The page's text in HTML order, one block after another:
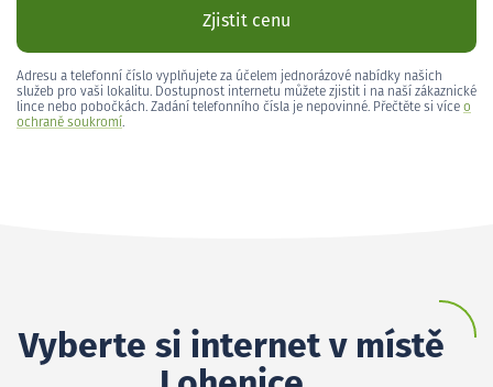
Zjistit cenu
Adresu a telefonní číslo vyplňujete za účelem jednorázové nabídky našich
služeb pro vaši lokalitu. Dostupnost internetu můžete zjistit i na naší zákaznické
lince nebo pobočkách. Zadání telefonního čísla je nepovinné. Přečtěte si více o
ochraně soukromí.
Vyberte si internet v místě